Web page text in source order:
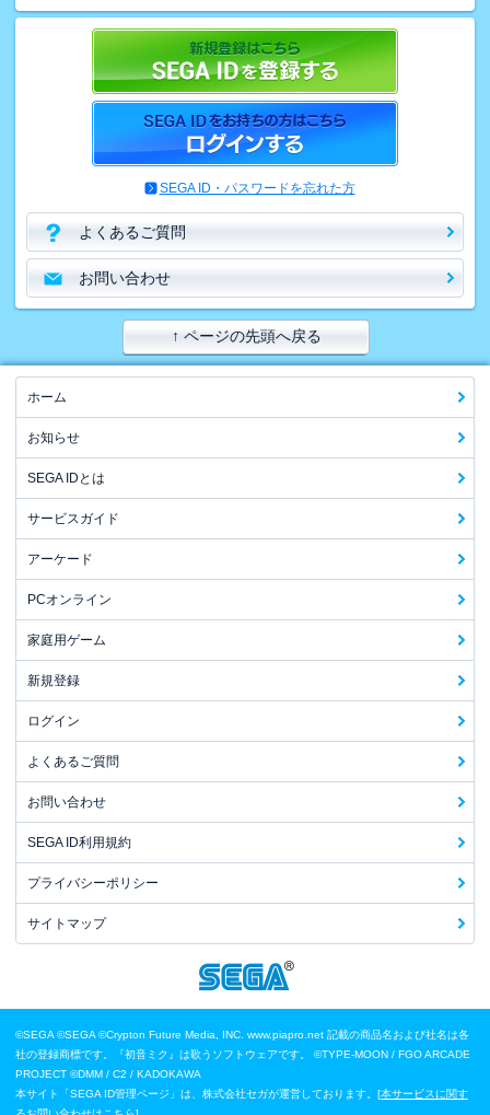
SEGA ID・パスワードを忘れた方
よくあるご質問
お問い合わせ
↑ ページの先頭へ戻る
ホーム
お知らせ
SEGA IDとは
サービスガイド
アーケード
PCオンライン
家庭用ゲーム
新規登録
ログイン
よくあるご質問
お問い合わせ
SEGA ID利用規約
プライバシーポリシー
サイトマップ
©SEGA ©SEGA ©Crypton Future Media, INC. www.piapro.net 記載の商品名および社名は各
社の登録商標です。『初音ミク』は歌うソフトウェアです。
©TYPE-MOON / FGO ARCADE
PROJECT ©DMM / C2 / KADOKAWA
本サイト「SEGA ID管理ページ」は、株式会社セガが運営しております。[本サービスに関す